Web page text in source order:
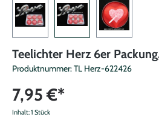
Teelichter Herz 6er
Produktnummer:TL Herz-622426
7,95 €*
Inhalt:1 Stück